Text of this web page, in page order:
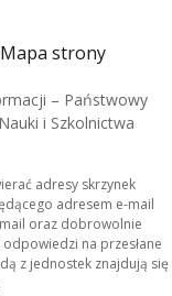
Mapa strony
– Państwowy
i Szkolnictwa
adresy skrzynek
adresem e-mail
oraz dobrowolnie
na przesłane
z jednostek znajdują się